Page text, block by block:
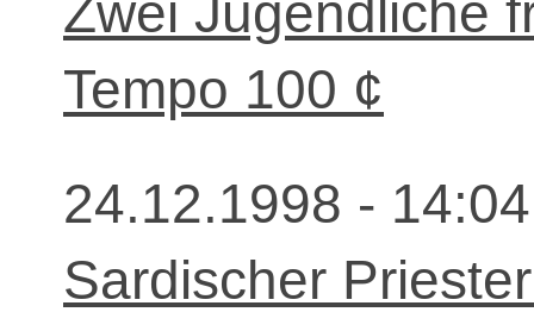
Zwei Jugendliche
Tempo 100 ¢
24.12.1998 -
Sardischer